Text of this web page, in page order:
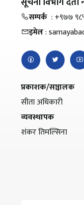
सम्पर्क : +९७७
इमेल:
प्रकाशक/सञ्चालक
सीता अधिकारी
व्यवस्थापक
शंकर तिमल्सिना